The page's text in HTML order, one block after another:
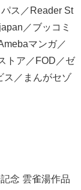
ス／Reader St
／ブッコミ
マンガ／
トア／FOD／ゼ
ス／まんがセゾ
念 雲雀湯作品